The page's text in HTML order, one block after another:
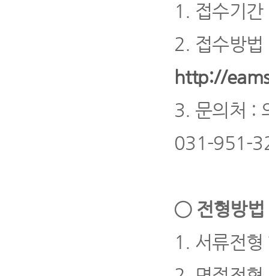
1. 접수기간
2. 접수방법
http://
3. 문의처 :
031-951-
◯ 전형방
1. 서류전